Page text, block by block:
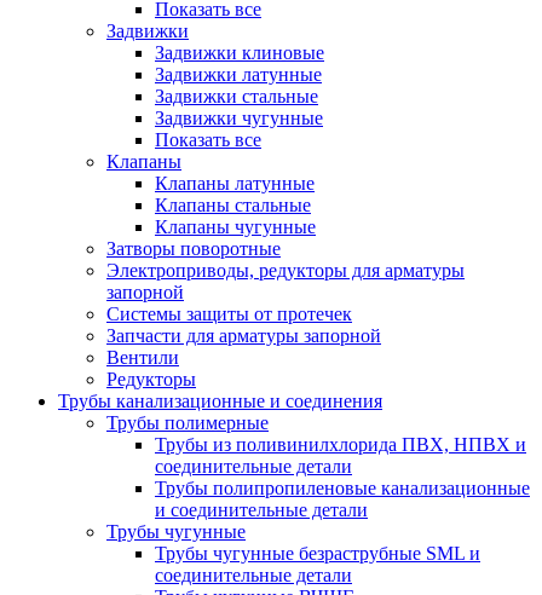
Показать все
Задвижки
Задвижки клиновые
Задвижки латунные
Задвижки стальные
Задвижки чугунные
Показать все
Клапаны
Клапаны латунные
Клапаны стальные
Клапаны чугунные
Затворы поворотные
Электроприводы, редукторы для арматуры
запорной
Системы защиты от протечек
Запчасти для арматуры запорной
Вентили
Редукторы
Трубы канализационные и соединения
Трубы полимерные
Трубы из поливинилхлорида ПВХ, НПВХ и
соединительные детали
Трубы полипропиленовые канализационные
и соединительные детали
Трубы чугунные
Трубы чугунные безраструбные SML и
соединительные детали